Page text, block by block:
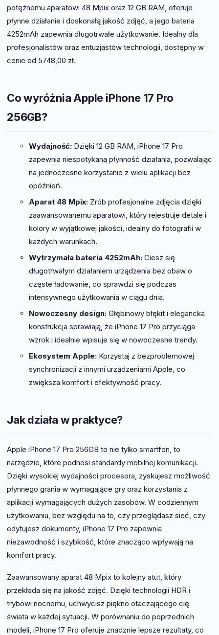
potężnemu aparatowi 48 Mpix oraz 12 GB RAM, oferuje
płynne działanie i doskonałą jakość zdjęć, a jego bateria
4252mAh zapewnia długotrwałe użytkowanie. Idealny dla
profesjonalistów oraz entuzjastów technologii, dostępny w
cenie od 5748,00 zł.
Co wyróżnia Apple iPhone 17 Pro
256GB?
Wydajność: Dzięki 12 GB RAM, iPhone 17 Pro
zapewnia niespotykaną płynność działania, pozwalając
na jednoczesne korzystanie z wielu aplikacji bez
opóźnień.
Aparat 48 Mpix: Zrób profesjonalne zdjęcia dzięki
zaawansowanemu aparatowi, który rejestruje detale i
kolory w wyjątkowej jakości, idealny do fotografii w
każdych warunkach.
Wytrzymała bateria 4252mAh: Ciesz się
długotrwałym działaniem urządzenia bez obaw o
częste ładowanie, co sprawdzi się podczas
intensywnego użytkowania w ciągu dnia.
Nowoczesny design: Głębinowy błękit i elegancka
konstrukcja sprawiają, że iPhone 17 Pro przyciąga
wzrok i idealnie wpisuje się w nowoczesne trendy.
Ekosystem Apple: Korzystaj z bezproblemowej
synchronizacji z innymi urządzeniami Apple, co
zwiększa komfort i efektywność pracy.
Jak działa w praktyce?
Apple iPhone 17 Pro 256GB to nie tylko smartfon, to
narzędzie, które podnosi standardy mobilnej komunikacji.
Dzięki wysokiej wydajności procesora, zyskujesz możliwość
płynnego grania w wymagające gry oraz korzystania z
aplikacji wymagających dużych zasobów. W codziennym
użytkowaniu, bez względu na to, czy przeglądasz sieć, czy
edytujesz dokumenty, iPhone 17 Pro zapewnia
niezawodność i szybkość, które znacząco wpływają na
komfort pracy.
Zaawansowany aparat 48 Mpix to kolejny atut, który
przekłada się na jakość zdjęć. Dzięki technologii HDR i
trybowi nocnemu, uchwycisz piękno otaczającego cię
świata w każdej sytuacji. W porównaniu do poprzednich
modeli, iPhone 17 Pro oferuje znacznie lepsze rezultaty, co